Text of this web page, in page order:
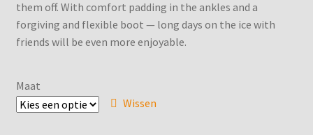
Etn Tags
IJshockey
them off. With comfort padding in the ankles and a
forgiving and flexible boot — long days on the ice with
friends will be even more enjoyable.
Maat
Wissen